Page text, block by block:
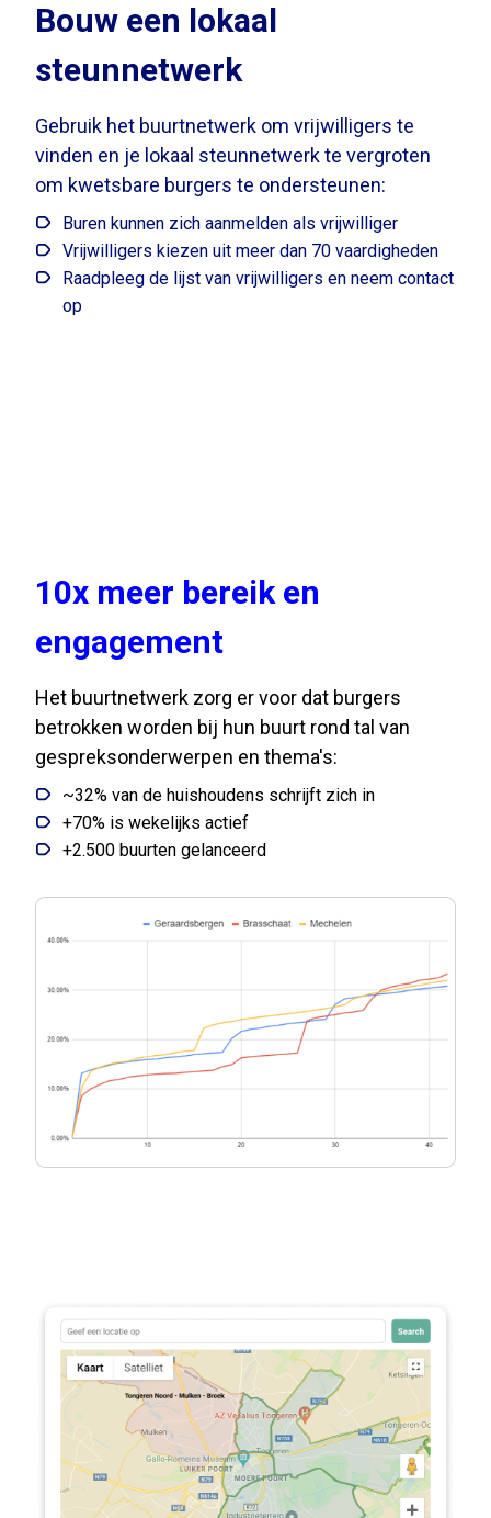
Bouw een lokaal
steunnetwerk
Gebruik het buurtnetwerk om vrijwilligers te
vinden en je lokaal steunnetwerk te vergroten
om kwetsbare burgers te ondersteunen:
Buren kunnen zich aanmelden als vrijwilliger
Vrijwilligers kiezen uit meer dan 70 vaardigheden
Raadpleeg de lijst van vrijwilligers en neem contact
op
10x meer bereik en
engagement
Het buurtnetwerk zorg er voor dat burgers
betrokken worden bij hun buurt rond tal van
gespreksonderwerpen en thema's:
~32% van de huishoudens schrijft zich in
+70% is wekelijks actief
+2.500 buurten gelanceerd